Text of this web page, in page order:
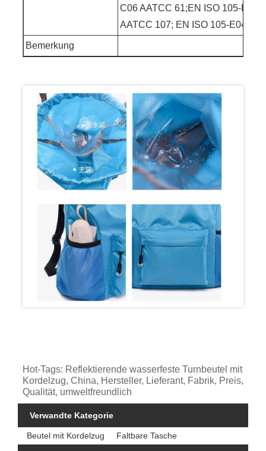
C06 AATCC 61;EN ISO 105-E01
AATCC 107; EN ISO 105-E04
Bemerkung
Hot-Tags: Reflektierende wasserfeste Turnbeutel mit
Kordelzug, China, Hersteller, Lieferant, Fabrik, Preis,
Qualität, umweltfreundlich
Verwandte Kategorie
Beutel mit Kordelzug Faltbare Tasche